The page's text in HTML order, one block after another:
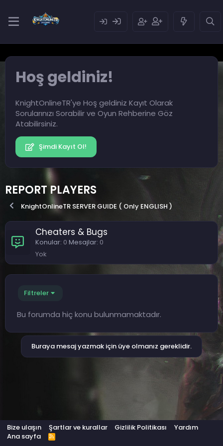
Hoş geldiniz!
KnightOnlineTR'ye Hoş geldiniz Kayıt Olarak
Sorularınızı Sorabilir ve Oyun Rehberine Göz
Atabilirsiniz.
Şimdi Kayıt Ol!
REPORT PLAYERS
KnightOnlineTR SERVER GUIDE ( Only ENGLISH )
Cheaters & Bugs
Konular 0 Mesajlar 0
Yok
Filtreler
Bu forumda hiç konu bulunmamaktadır.
Buraya mesaj yazmak için üye olmanız gereklidir.
Bize ulaşın Şartlar ve kurallar Gizlilik Politikası
Yardım
Ana sayfa
R
S